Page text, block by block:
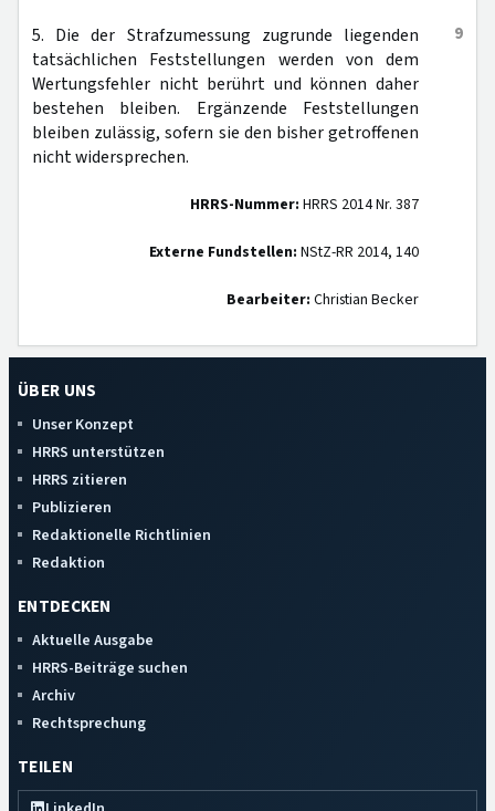
9
5. Die der Strafzumessung zugrunde liegenden
tatsächlichen Feststellungen werden von dem
Wertungsfehler nicht berührt und können daher
bestehen bleiben. Ergänzende Feststellungen
bleiben zulässig, sofern sie den bisher getroffenen
nicht widersprechen.
HRRS-Nummer: HRRS 2014 Nr. 387
Externe Fundstellen: NStZ-RR 2014, 140
Bearbeiter: Christian Becker
ÜBER UNS
Unser Konzept
HRRS unterstützen
HRRS zitieren
Publizieren
Redaktionelle Richtlinien
Redaktion
ENTDECKEN
Aktuelle Ausgabe
HRRS-Beiträge suchen
Archiv
Rechtsprechung
TEILEN